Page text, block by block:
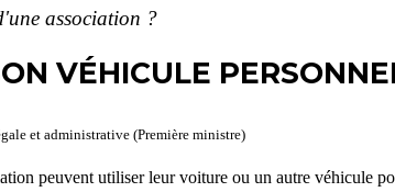
association ?
VÉHICULE
et administrative (Première ministre)
peuvent utiliser leur voiture ou un autre véhicule